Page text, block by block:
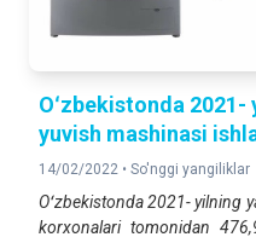
Oʻzbekistonda
yuvish mashinasi
14/02/2022 • So'nggi yangiliklar
Oʻzbekistonda 2021- yilning
korxonalari tomonidan